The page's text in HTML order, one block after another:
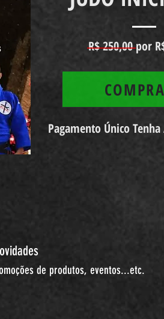
R$ 250,00 por
Pagamento Único
de produtos, eventos...etc.